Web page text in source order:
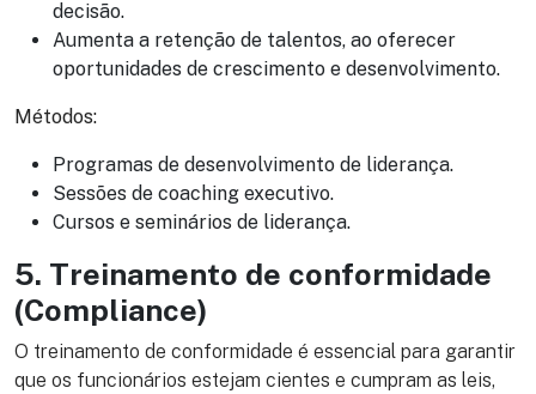
decisão.
Aumenta a retenção de talentos, ao oferecer
oportunidades de crescimento e desenvolvimento.
Métodos:
Programas de desenvolvimento de liderança.
Sessões de coaching executivo.
Cursos e seminários de liderança.
5. Treinamento de conformidade
(Compliance)
O treinamento de conformidade é essencial para garantir
que os funcionários estejam cientes e cumpram as leis,